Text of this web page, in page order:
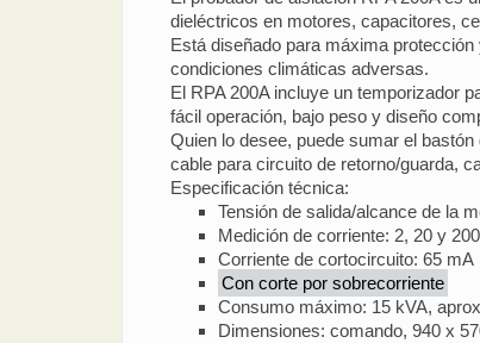
dieléctricos en motores, capacitores,
Está diseñado para máxima
condiciones climáticas adversas.
El RPA 200A incluye un temporizador
fácil operación, bajo peso y diseño
Quien lo desee, puede sumar el
cable para circuito de retorno/guarda,
Especificación técnica:
Tensión de salida/alcance de la
Medición de corriente: 2, 20 y
Corriente de cortocircuito: 65 mA
Con corte por sobrecorriente
Consumo máximo: 15 kVA,
Dimensiones: comando, 940 x